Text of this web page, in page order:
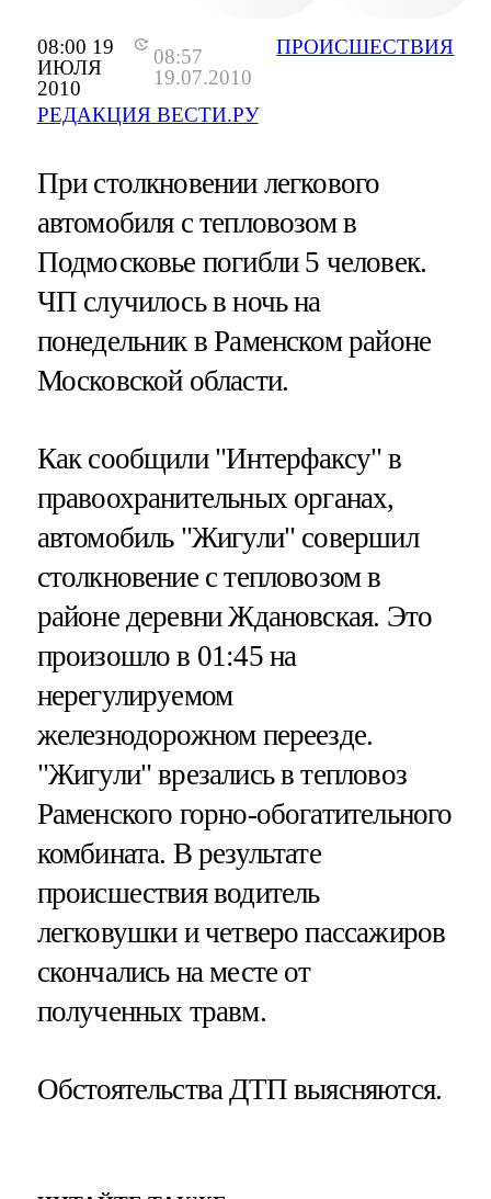
08:00 19
ИЮЛЯ
2010
08:57
19.07.2010
РЕДАКЦИЯ ВЕСТИ.РУ
ПРОИСШЕСТВИЯ
При столкновении легкового
автомобиля с тепловозом в
Подмосковье погибли 5 человек.
ЧП случилось в ночь на
понедельник в Раменском районе
Московской области.
Как сообщили "Интерфаксу" в
правоохранительных органах,
автомобиль "Жигули" совершил
столкновение с тепловозом в
районе деревни Ждановская. Это
произошло в 01:45 на
нерегулируемом
железнодорожном переезде.
"Жигули" врезались в тепловоз
Раменского горно-обогатительного
комбината. В результате
происшествия водитель
легковушки и четверо пассажиров
скончались на месте от
полученных травм.
Обстоятельства ДТП выясняются.